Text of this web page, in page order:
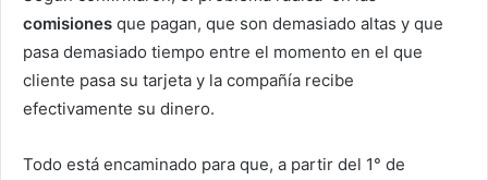
comisiones que pagan, que son demasiado altas y que
pasa demasiado tiempo entre el momento en el que
cliente pasa su tarjeta y la compañía recibe
efectivamente su dinero.
Todo está encaminado para que, a partir del 1° de